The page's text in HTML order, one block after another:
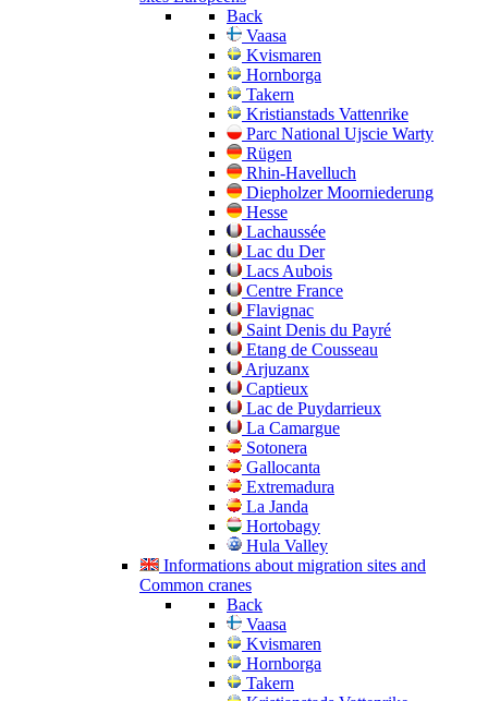
Back
Vaasa
Kvismaren
Hornborga
Takern
Kristianstads Vattenrike
Parc National Ujscie Warty
Rügen
Rhin-Havelluch
Diepholzer Moorniederung
Hesse
Lachaussée
Lac du Der
Lacs Aubois
Centre France
Flavignac
Saint Denis du Payré
Etang de Cousseau
Arjuzanx
Captieux
Lac de Puydarrieux
La Camargue
Sotonera
Gallocanta
Extremadura
La Janda
Hortobagy
Hula Valley
Informations about migration sites and
Common cranes
Back
Vaasa
Kvismaren
Hornborga
Takern